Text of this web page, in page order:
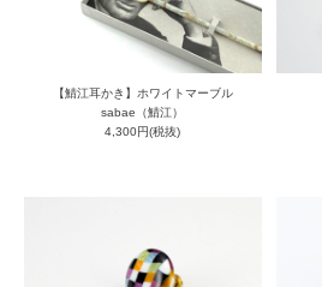
【鯖江耳かき】ホワイトマーブル
sabae（鯖江）
4,300円(税抜)